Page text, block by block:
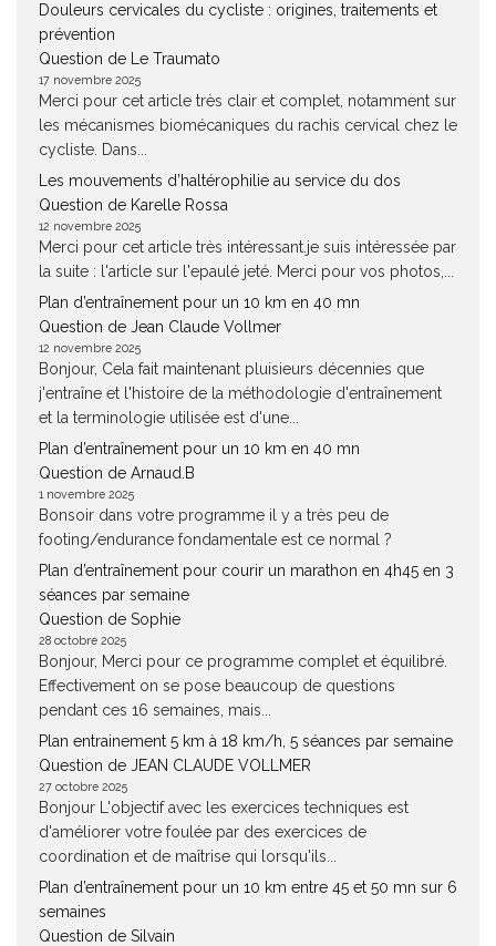
Douleurs cervicales du cycliste : origines, traitements et
prévention
Question de Le Traumato
17 novembre 2025
Merci pour cet article très clair et complet, notamment sur
les mécanismes biomécaniques du rachis cervical chez le
cycliste. Dans...
Les mouvements d’haltérophilie au service du dos
Question de Karelle Rossa
12 novembre 2025
Merci pour cet article très intéressant.je suis intéressée par
la suite : l'article sur l'epaulé jeté. Merci pour vos photos,...
Plan d’entraînement pour un 10 km en 40 mn
Question de Jean Claude Vollmer
12 novembre 2025
Bonjour, Cela fait maintenant pluisieurs décennies que
j'entraîne et l'histoire de la méthodologie d'entraînement
et la terminologie utilisée est d'une...
Plan d’entraînement pour un 10 km en 40 mn
Question de Arnaud.B
1 novembre 2025
Bonsoir dans votre programme il y a très peu de
footing/endurance fondamentale est ce normal ?
Plan d’entraînement pour courir un marathon en 4h45 en 3
séances par semaine
Question de Sophie
28 octobre 2025
Bonjour, Merci pour ce programme complet et équilibré.
Effectivement on se pose beaucoup de questions
pendant ces 16 semaines, mais...
Plan entrainement 5 km à 18 km/h, 5 séances par semaine
Question de JEAN CLAUDE VOLLMER
27 octobre 2025
Bonjour L'objectif avec les exercices techniques est
d'améliorer votre foulée par des exercices de
coordination et de maîtrise qui lorsqu'ils...
Plan d’entraînement pour un 10 km entre 45 et 50 mn sur 6
semaines
Question de Silvain